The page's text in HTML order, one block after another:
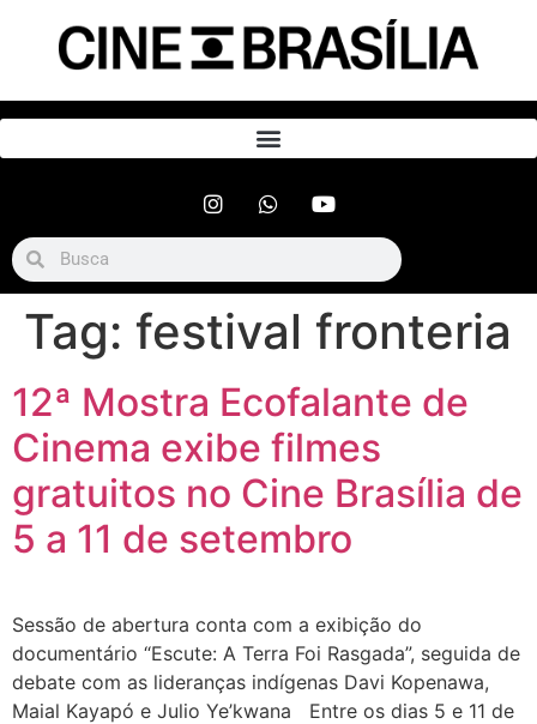
Tag: festival fronteria
12ª Mostra Ecofalante de
Cinema exibe filmes
gratuitos no Cine Brasília de
5 a 11 de setembro
Sessão de abertura conta com a exibição do
documentário “Escute: A Terra Foi Rasgada”, seguida de
debate com as lideranças indígenas Davi Kopenawa,
Maial Kayapó e Julio Ye’kwana Entre os dias 5 e 11 de